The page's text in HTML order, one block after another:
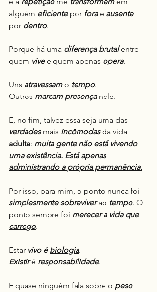
alguém eficiente por fora e ausente
por dentro.
Porque há uma diferença brutal entre
quem vive e quem apenas opera.
Uns atravessam o tempo.
Outros marcam presença nele.
E, no fim, talvez essa seja uma das
verdades mais incômodas da vida
adulta: muita gente não está vivendo
uma existência. Está apenas
administrando a própria permanência.
Por isso, para mim, o ponto nunca foi
simplesmente sobreviver ao tempo. O
ponto sempre foi merecer a vida que
carrego.
Estar vivo é biologia.
Existir é responsabilidade.
E quase ninguém fala sobre o peso